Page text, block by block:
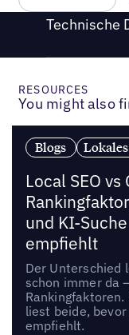
Technische
RESOURCES
You might also
Blogs Lokales
Local SEO vs
und KI-
empfiehlt
Der Unterschied
schon immer da
liest beide,
empfiehlt.